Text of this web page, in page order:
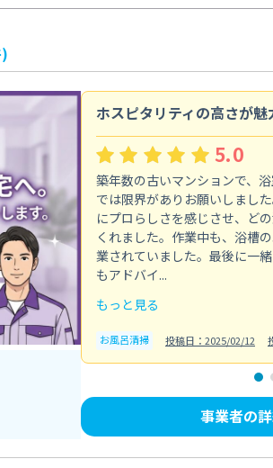
ホスピタリティの高さが魅
5.0
築年数の古いマンションで、
では限界がありお願いしまし
にプロらしさを感じさせ、ど
くれました。作業中も、浴槽
業されていました。最後に一
もアドバイ...
もっと見る
お風呂清掃 投稿日：2025/02/12
事業者の